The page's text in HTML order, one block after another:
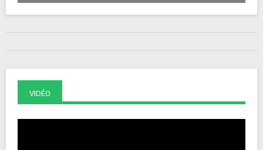
VIDÉO